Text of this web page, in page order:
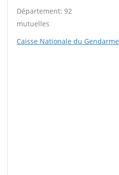
Département: 92
mutuelles
Caisse Nationale du Gendarme